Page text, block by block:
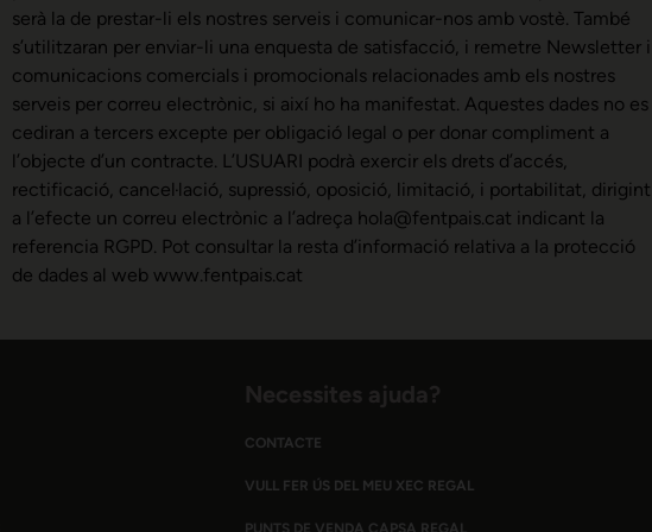
serà la de prestar-li els nostres serveis i comunicar-nos amb vostè. També
s’utilitzaran per enviar-li una enquesta de satisfacció, i remetre Newsletter i
comunicacions comercials i promocionals relacionades amb els nostres
serveis per correu electrònic, si així ho ha manifestat. Aquestes dades no es
cediran a tercers excepte per obligació legal o per donar compliment a
l’objecte d’un contracte. L’USUARI podrà exercir els drets d’accés,
rectificació, cancel·lació, supressió, oposició, limitació, i portabilitat, dirigint
a l’efecte un correu electrònic a l’adreça hola@fentpais.cat indicant la
referencia RGPD. Pot consultar la resta d’informació relativa a la protecció
de dades al web www.fentpais.cat
CONTACTE
VULL FER ÚS DEL MEU XEC REGAL
PUNTS DE VENDA CAPSA REGAL